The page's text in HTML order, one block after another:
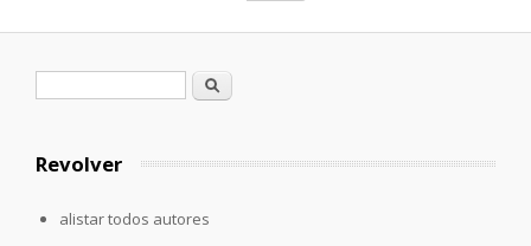
Formulario de búsqueda
Buscar
Revolver
alistar todos autores